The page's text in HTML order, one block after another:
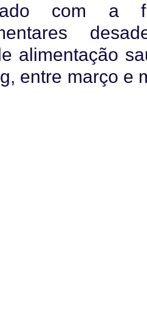
com a
alimentação
entre março e